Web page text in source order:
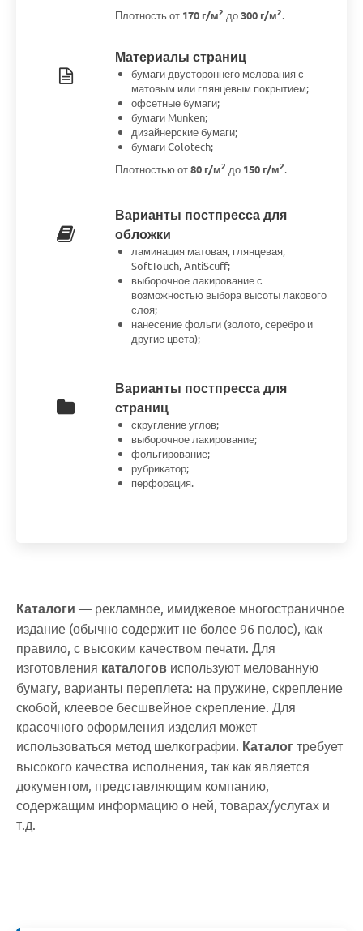
Плотность от 170 г/м2 до300 г/м2.
Материалы страниц
бумаги двустороннего мелования с
матовым или глянцевым покрытием;
офсетные бумаги;
бумаги Munken;
дизайнерские бумаги;
бумаги Colotech;
Плотностью от80 г/м2 до 150 г/м2.
Варианты постпресса для
обложки
ламинация матовая, глянцевая,
SoftTouch, AntiScuff;
выборочное лакирование с
возможностью выбора высоты лакового
слоя;
нанесение фольги (золото, серебро и
другие цвета);
Варианты постпресса для
страниц
скругление углов;
выборочное лакирование;
фольгирование;
рубрикатор;
перфорация.
Каталоги — рекламное, имиджевое многостраничное
издание (обычно содержит не более 96 полос), как
правило, с высоким качеством печати. Для
изготовления каталогов используют мелованную
бумагу, варианты переплета: на пружине, скрепление
скобой, клеевое бесшвейное скрепление. Для
красочного оформления изделия может
использоваться метод шелкографии. Каталог требует
высокого качества исполнения, так как является
документом, представляющим компанию,
содержащим информацию о ней, товарах/услугах и
т.д.